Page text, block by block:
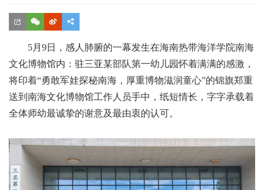
5月9日，感人肺腑的一幕发生在海南热带海洋学院南海
文化博物馆内：驻三亚某部队第一幼儿园怀着满满的感激，
将印着“勇敢军娃探秘南海，厚重博物滋润童心”的锦旗郑重
送到南海文化博物馆工作人员手中，纸短情长，字字承载着
全体师幼最诚挚的谢意及最由衷的认可。